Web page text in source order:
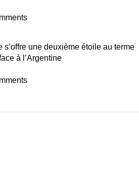
s’offre une deuxième étoile au terme
à l’Argentine